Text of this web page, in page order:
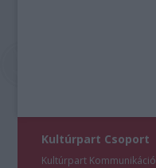
Kultúrpart Csoport
Kultúrpart Kommunikáció